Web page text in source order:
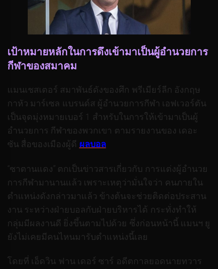
เป้าหมายหลักในการดึงเข้ามาเป็นผู้อำนวยการ
กีฬาของสมาคม
แมนเชสเตอร์ สมาพันธ์ดังของศึก พรีเมียร์ลีก อังกฤษ
กาหัว มาร์เซล แบรนด์ส ผู้อำนวยการกีฬา เอฟเวอร์ตัน
เป็นจุดมุ่งหมายเบอร์ 1 สำหรับในการให้เข้ามาเป็นผู้
อำนวยการ กีฬาของพวกเขา ตามรายงานของ เดอะ
ซัน สื่อของเมืองผู้ดี ผลบอล
“ซาตานแดง” ตกเป็นข่าวสารเกี่ยวกับ การแต่งผู้อำนวย
การกีฬามานานแล้ว เพราะเหตุว่ามั่นใจว่า คนภายใน
ตำแหน่งดังกล่าวมาแล้ว ข้างต้นจะช่วยติดต่อประสาน
งาน ระหว่างฝ่ายบอลกับฝ่ายบริหารได้ กระทั่งทำให้
กลุ่มมีผลงานดี ยิ่งขึ้นตามไปด้วย ซึ่งก่อนหน้านี้ แมนฯ ยู
ยังไม่เคยมีคนไหนมารับตำแหน่งนี้เลย
โดยที่ เอ็ดวิน ฟาน เดอร์ ซาร์ อดีตกาลยอดนายทวาร